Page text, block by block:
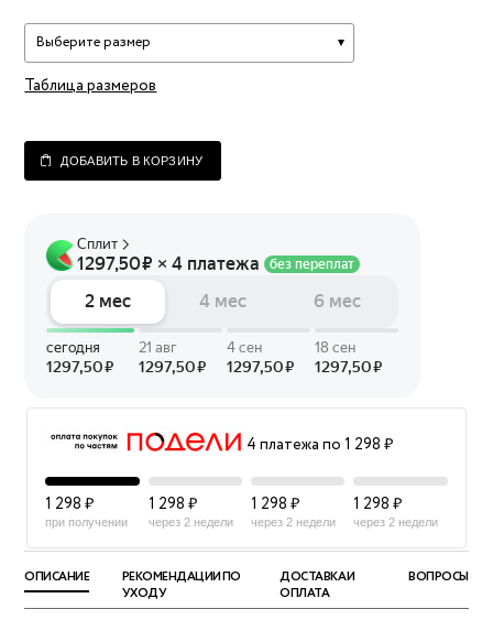
Выберите размер
Таблица размеров
ДОБАВИТЬ В КОРЗИНУ
4 платежа по 1 298 ₽
1 298 ₽
при получении
1 298 ₽
через 2 недели
1 298 ₽
через 2 недели
1 298 ₽
через 2 недели
ОПИСАНИЕ
РЕКОМЕНДАЦИИ ПО
УХОДУ
ДОСТАВКА И
ОПЛАТА
ВОПРОСЫ